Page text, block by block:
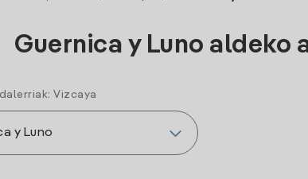
Guernica y Luno
Vizcaya